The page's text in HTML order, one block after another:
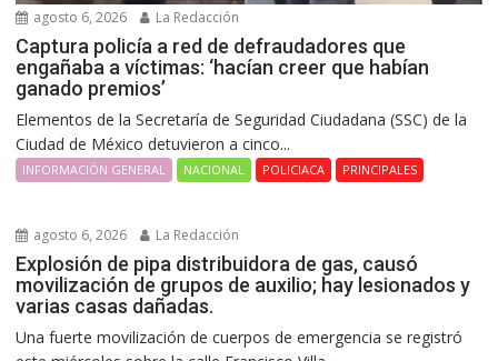
agosto 6, 2026 La Redacción
Captura policía a red de defraudadores que
engañaba a víctimas: ‘hacían creer que habían
ganado premios’
Elementos de la Secretaría de Seguridad Ciudadana (SSC) de la
Ciudad de México detuvieron a cinco...
INFORMACIÓN GENERAL NACIONAL POLICIACA PRINCIPALES
agosto 6, 2026 La Redacción
Explosión de pipa distribuidora de gas, causó
movilización de grupos de auxilio; hay lesionados y
varias casas dañadas.
Una fuerte movilización de cuerpos de emergencia se registró